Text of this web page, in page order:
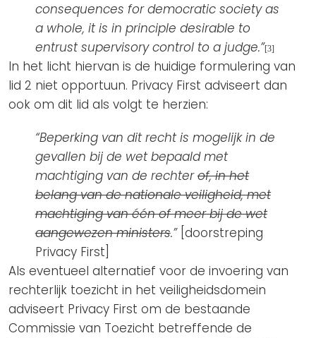
consequences for democratic society as
a whole, it is in principle desirable to
entrust supervisory control to a judge.”[3]
In het licht hiervan is de huidige formulering van
lid 2 niet opportuun. Privacy First adviseert dan
ook om dit lid als volgt te herzien:
“Beperking van dit recht is mogelijk in de
gevallen bij de wet bepaald met
machtiging van de rechterof, in het
belang van de nationale veiligheid, met
machtiging van één of meer bij de wet
aangewezen ministers.” [doorstreping
Privacy First]
Als eventueel alternatief voor de invoering van
rechterlijk toezicht in het veiligheidsdomein
adviseert Privacy First om de bestaande
Commissie van Toezicht betreffende de